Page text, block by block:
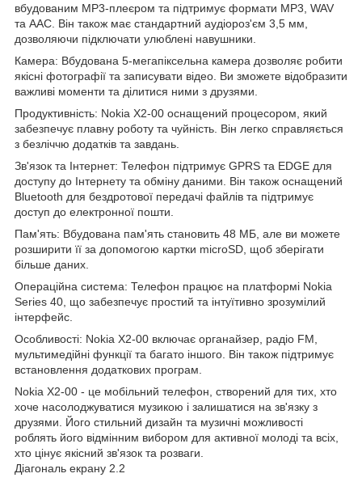
вбудованим MP3-плеєром та підтримує формати MP3, WAV
та AAC. Він також має стандартний аудіороз'єм 3,5 мм,
дозволяючи підключати улюблені навушники.
Камера: Вбудована 5-мегапіксельна камера дозволяє робити
якісні фотографії та записувати відео. Ви зможете відобразити
важливі моменти та ділитися ними з друзями.
Продуктивність: Nokia X2-00 оснащений процесором, який
забезпечує плавну роботу та чуйність. Він легко справляється
з безліччю додатків та завдань.
Зв'язок та Інтернет: Телефон підтримує GPRS та EDGE для
доступу до Інтернету та обміну даними. Він також оснащений
Bluetooth для бездротової передачі файлів та підтримує
доступ до електронної пошти.
Пам'ять: Вбудована пам'ять становить 48 МБ, але ви можете
розширити її за допомогою картки microSD, щоб зберігати
більше даних.
Операційна система: Телефон працює на платформі Nokia
Series 40, що забезпечує простий та інтуїтивно зрозумілий
інтерфейс.
Особливості: Nokia X2-00 включає органайзер, радіо FM,
мультимедійні функції та багато іншого. Він також підтримує
встановлення додаткових програм.
Nokia X2-00 - це мобільний телефон, створений для тих, хто
хоче насолоджуватися музикою і залишатися на зв'язку з
друзями. Його стильний дизайн та музичні можливості
роблять його відмінним вибором для активної молоді та всіх,
хто цінує якісний зв'язок та розваги.
Діагональ екрану 2.2